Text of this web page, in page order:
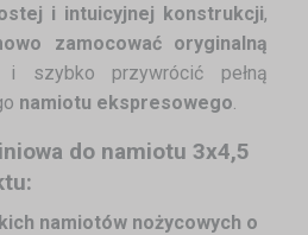
i intuicyjnej konstrukcji,
zamocować oryginalną
i szybko przywrócić pełną
namiotu ekspresowego
do namiotu 3x4,5
namiotów nożycowych o